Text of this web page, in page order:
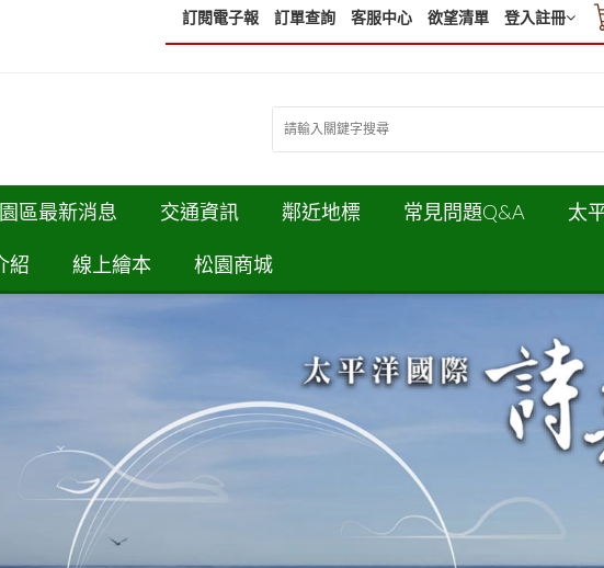
訂閱電子報 訂單查詢 客服中心 欲望清單 登入註冊
園區最新消息 交通資訊 鄰近地標 常見問題Q&A 太
紹 線上繪本 松園商城